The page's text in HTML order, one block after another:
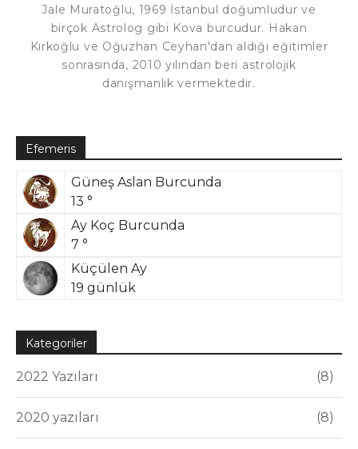
Jale Muratoğlu, 1969 İstanbul doğumludur ve
birçok Astrolog gibi Kova burcudur. Hakan
Kırkoğlu ve Oğuzhan Ceyhan'dan aldığı eğitimler
sonrasında, 2010 yılından beri astrolojik
danışmanlık vermektedir.
Efemeris
Güneş Aslan Burcunda
13 °
Ay Koç Burcunda
7 °
Küçülen Ay
19 günlük
Kategoriler
2022 Yazıları 8
2020 yazıları 8